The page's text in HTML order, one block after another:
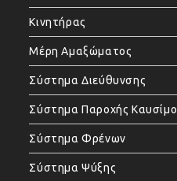
Κινητήρας
Μέρη Αμαξώματος
Σύστημα Διεύθυνσης
Σύστημα Παροχής
Σύστημα Φρένων
Σύστημα Ψύξης